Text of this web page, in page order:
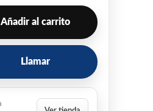
Añadir al carrito
Llamar